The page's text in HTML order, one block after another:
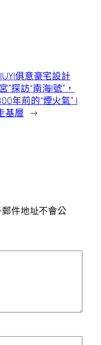
俱意豪宅設計
”探訪“南海I號”，
年前的“煙火氣” |
基層 →
件地址不會公